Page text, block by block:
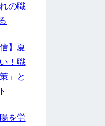
の職
】夏
！職
」と
を労